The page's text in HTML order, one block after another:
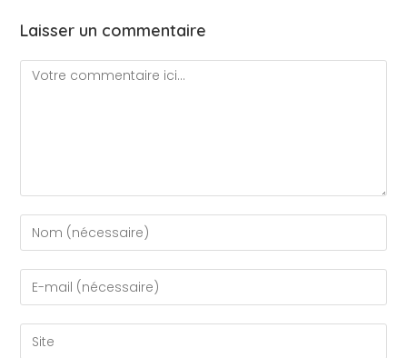
Laisser un commentaire